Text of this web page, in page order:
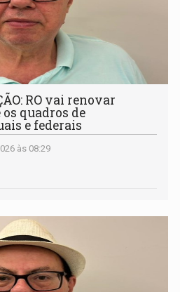
RO vai renovar
quadros de
e federais
às 08:29